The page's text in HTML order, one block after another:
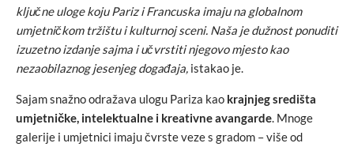
ključne uloge koju Pariz i Francuska imaju na globalnom
umjetničkom tržištu i kulturnoj sceni. Naša je dužnost ponuditi
izuzetno izdanje sajma i učvrstiti njegovo mjesto kao
nezaobilaznog jesenjeg događaja, istakao je.
Sajam snažno odražava ulogu Pariza kao krajnjeg središta
umjetničke, intelektualne i kreativne avangarde. Mnoge
galerije i umjetnici imaju čvrste veze s gradom – više od